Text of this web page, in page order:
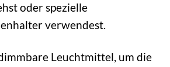
oder spezielle
verwendest.
Leuchtmittel, um die